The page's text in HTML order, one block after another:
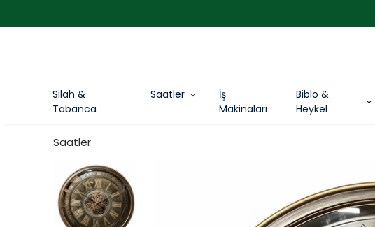
Silah &
Tabanca
Saatler
İş
Makinaları
Biblo &
Heykel
Saatler